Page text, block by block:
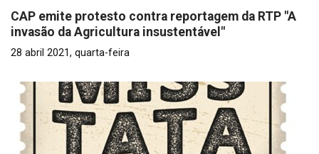
CAP emite protesto contra reportagem da RTP "A
invasão da Agricultura insustentável"
28 abril 2021, quarta-feira